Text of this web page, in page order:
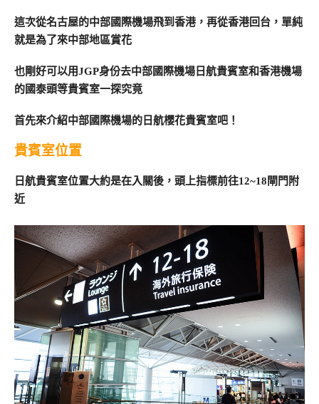
這次從名古屋的中部國際機場飛到香港，再從香港回台，單純
就是為了來中部地區賞花
也剛好可以用JGP身份去中部國際機場日航貴賓室和香港機場
的國泰頭等貴賓室一探究竟
首先來介紹中部國際機場的日航櫻花貴賓室吧！
貴賓室位置
日航貴賓室位置大約是在入關後，頭上指標前往12~18閘門附
近